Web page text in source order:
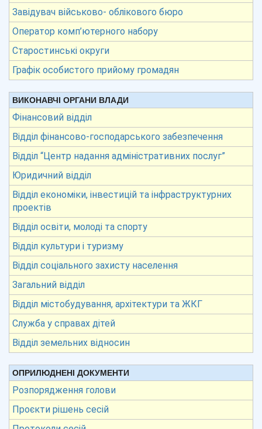
Завідувач військово- облікового бюро
Оператор комп’ютерного набору
Старостинські округи
Графік особистого прийому громадян
ВИКОНАВЧІ ОРГАНИ ВЛАДИ
Фінансовий відділ
Відділ фінансово-господарського забезпечення
Відділ “Центр надання адміністративних послуг”
Юридичний відділ
Відділ економіки, інвестицій та інфраструктурних
проектів
Відділ освіти, молоді та спорту
Відділ культури і туризму
Відділ соціального захисту населення
Загальний відділ
Відділ містобудування, архітектури та ЖКГ
Служба у справах дітей
Відділ земельних відносин
ОПРИЛЮДНЕНІ ДОКУМЕНТИ
Розпорядження голови
Проєкти рішень сесій